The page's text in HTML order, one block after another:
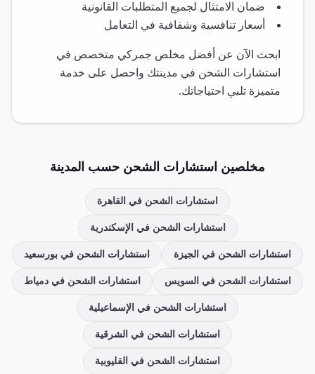
ضمان الامتثال لجميع المتطلبات القانونية
أسعار تنافسية وشفافية في التعامل
ابحث الآن عن أفضل مخلص جمركي متخصص في
استشارات الشحن في مدينتك واحصل على خدمة
متميزة تلبي احتياجاتك.
مخلصين استشارات الشحن حسب المدينة
استشارات الشحن في القاهرة
استشارات الشحن في الإسكندرية
استشارات الشحن في الجيزة استشارات الشحن في بورسعيد
استشارات الشحن في السويس استشارات الشحن في دمياط
استشارات الشحن في الإسماعيلية
استشارات الشحن في الشرقية
استشارات الشحن في القليوبية